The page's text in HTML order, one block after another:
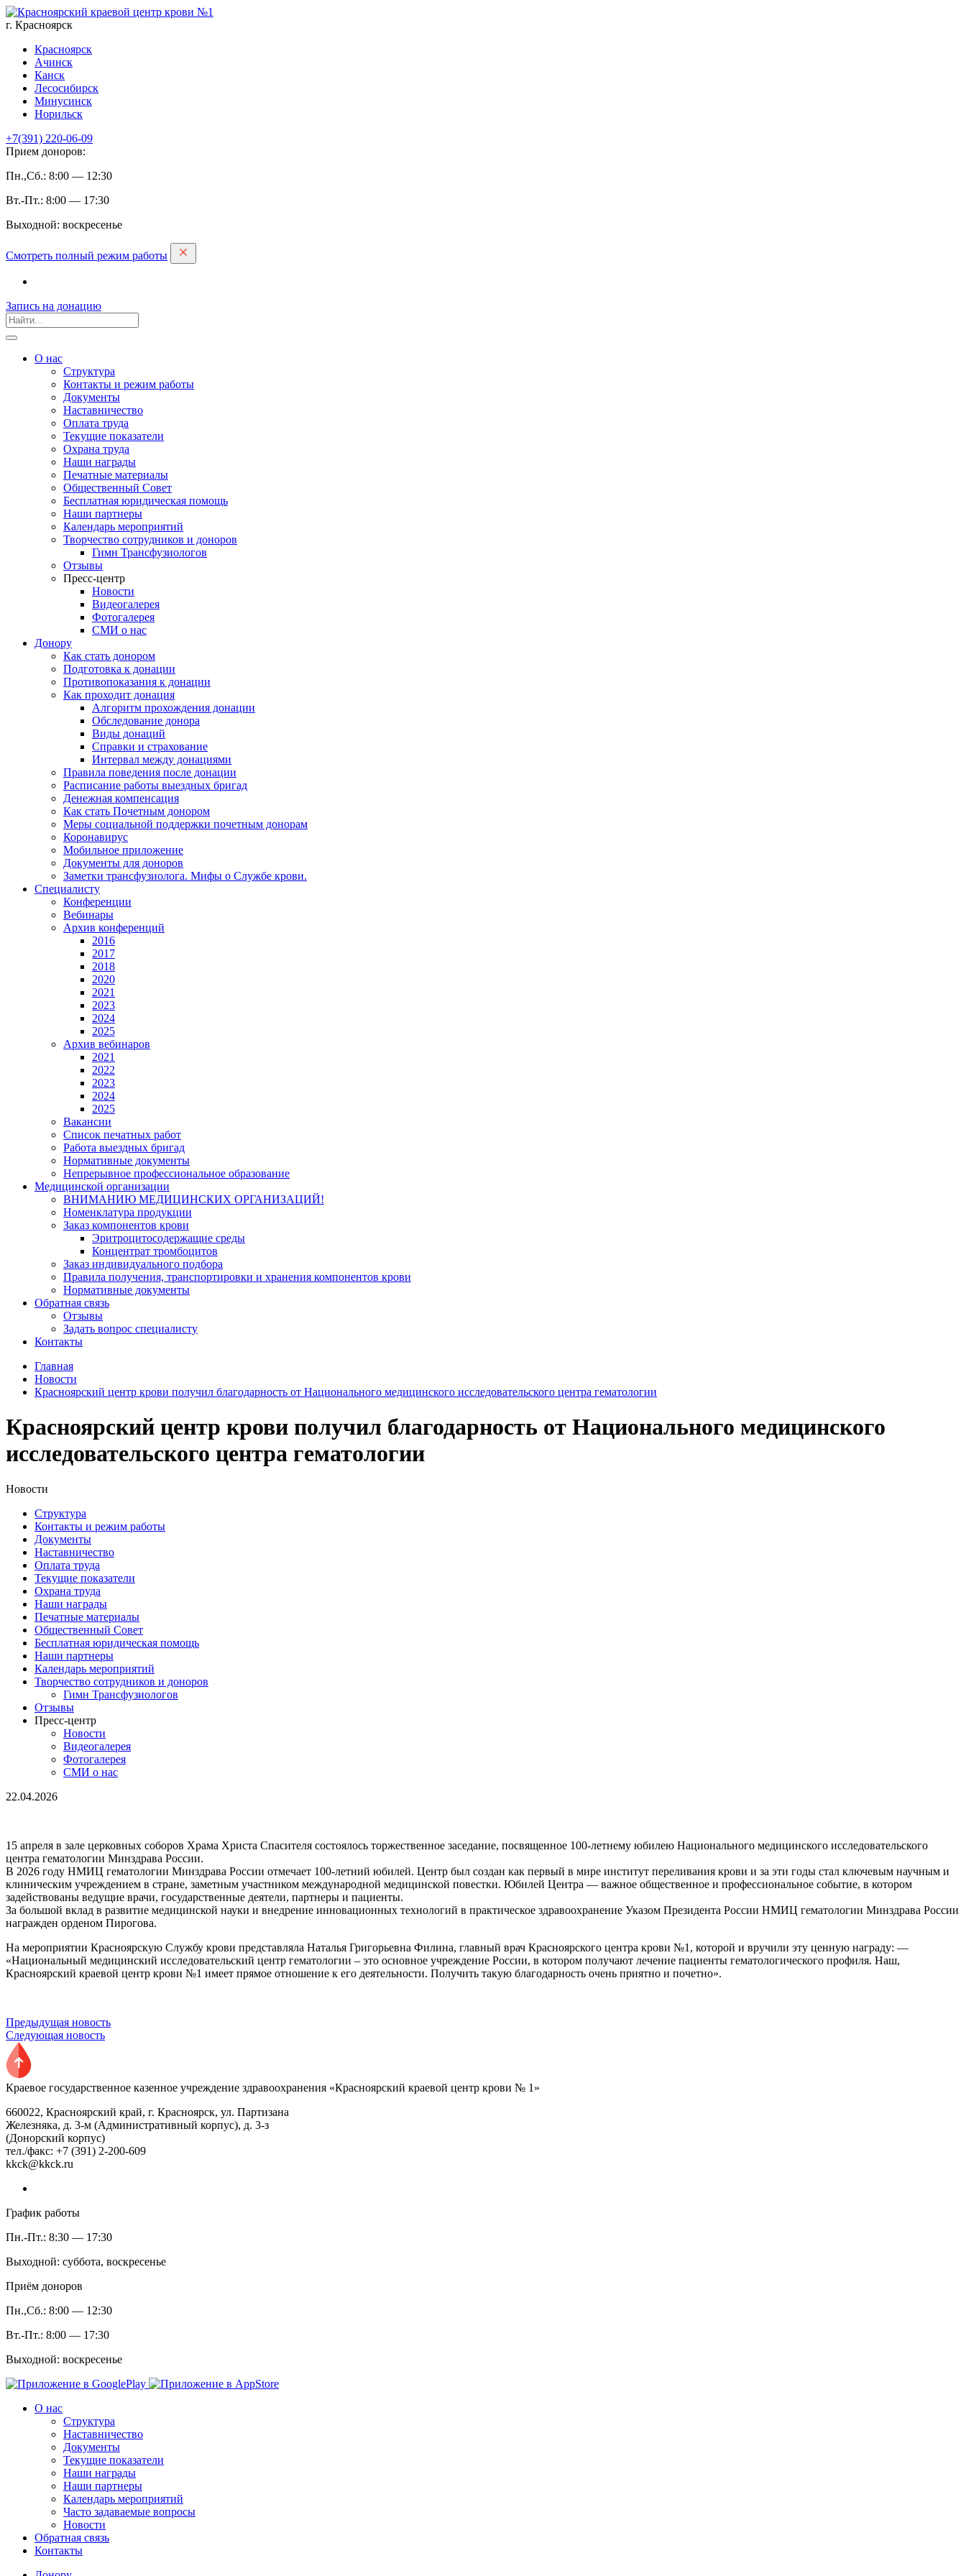
г. Красноярск
Красноярск
Ачинск
Канск
Лесосибирск
Минусинск
Норильск
+7(391) 220-06-09
Прием доноров:
Пн.,Сб.: 8:00 — 12:30
Вт.-Пт.: 8:00 — 17:30
Выходной: воскресенье
Смотреть полный режим работы
Запись на дoнацию
О нас
Структура
Контакты и режим работы
Документы
Наставничество
Оплата труда
Текущие показатели
Охрана труда
Наши награды
Печатные материалы
Общественный Совет
Бесплатная юридическая помощь
Наши партнеры
Календарь мероприятий
Творчество сотрудников и доноров
Гимн Трансфузиологов
Отзывы
Пресс-центр
Новости
Видеогалерея
Фотогалерея
СМИ о нас
Донору
Как стать донором
Подготовка к донации
Противопоказания к донации
Как проходит донация
Алгоритм прохождения донации
Обследование донора
Виды донаций
Справки и страхование
Интервал между донациями
Правила поведения после донации
Расписание работы выездных бригад
Денежная компенсация
Как стать Почетным донором
Меры социальной поддержки почетным донорам
Коронавирус
Мобильное приложение
Документы для доноров
Заметки трансфузиолога. Мифы о Службе крови.
Специалисту
Конференции
Вебинары
Архив конференций
2016
2017
2018
2020
2021
2023
2024
2025
Архив вебинаров
2021
2022
2023
2024
2025
Вакансии
Список печатных работ
Работа выездных бригад
Нормативные документы
Непрерывное профессиональное образование
Медицинской организации
ВНИМАНИЮ МЕДИЦИНСКИХ ОРГАНИЗАЦИЙ!
Номенклатура продукции
Заказ компонентов крови
Эритроцитосодержащие среды
Концентрат тромбоцитов
Заказ индивидуального подбора
Правила получения, транспортировки и хранения компонентов крови
Нормативные документы
Обратная связь
Отзывы
Задать вопрос специалисту
Контакты
Главная
Новости
Красноярский центр крови получил благодарность от Национального медицинского исследовательского центра гематологии
Красноярский центр крови получил благодарность от Национального медицинского
исследовательского центра гематологии
Новости
Структура
Контакты и режим работы
Документы
Наставничество
Оплата труда
Текущие показатели
Охрана труда
Наши награды
Печатные материалы
Общественный Совет
Бесплатная юридическая помощь
Наши партнеры
Календарь мероприятий
Творчество сотрудников и доноров
Гимн Трансфузиологов
Отзывы
Пресс-центр
Новости
Видеогалерея
Фотогалерея
СМИ о нас
22.04.2026
15 апреля в зале церковных соборов Храма Христа Спасителя состоялось торжественное заседание, посвященное 100-летнему юбилею Национального медицинского исследовательского
центра гематологии Минздрава России.
В 2026 году НМИЦ гематологии Минздрава России отмечает 100-летний юбилей. Центр был создан как первый в мире институт переливания крови и за эти годы стал ключевым научным и
клиническим учреждением в стране, заметным участником международной медицинской повестки. Юбилей Центра — важное общественное и профессиональное событие, в котором
задействованы ведущие врачи, государственные деятели, партнеры и пациенты.
За большой вклад в развитие медицинской науки и внедрение инновационных технологий в практическое здравоохранение Указом Президента России НМИЦ гематологии Минздрава России
награжден орденом Пирогова.
На мероприятии Красноярскую Службу крови представляла Наталья Григорьевна Филина, главный врач Красноярского центра крови №1, которой и вручили эту ценную награду: —
«Национальный медицинский исследовательский центр гематологии – это основное учреждение России, в котором получают лечение пациенты гематологического профиля. Наш,
Красноярский краевой центр крови №1 имеет прямое отношение к его деятельности. Получить такую благодарность очень приятно и почетно».
Предыдущая новость
Следующая новость
Краевое государственное казенное учреждение здравоохранения «Красноярский краевой центр крови № 1»
660022, Красноярский край, г. Красноярск, ул. Партизана
Железняка, д. 3-м (Административный корпус), д. 3-з
(Донорский корпус)
тел./факс: +7 (391) 2-200-609
kkck@kkck.ru
График работы
Пн.-Пт.: 8:30 — 17:30
Выходной: суббота, воскресенье
Приём доноров
Пн.,Сб.: 8:00 — 12:30
Вт.-Пт.: 8:00 — 17:30
Выходной: воскресенье
О нас
Структура
Наставничество
Документы
Текущие показатели
Наши награды
Наши партнеры
Календарь мероприятий
Часто задаваемые вопросы
Новости
Обратная связь
Контакты